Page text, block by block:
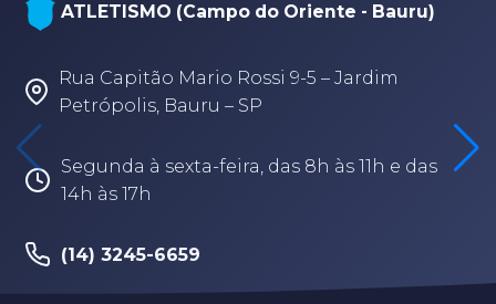
ATLETISMO (Campo do Oriente - Bauru)
Rua Capitão Mario Rossi 9-5 – Jardim
Petrópolis, Bauru – SP
Segunda à sexta-feira, das 8h às 11h e das
14h às 17h
(14) 3245-6659